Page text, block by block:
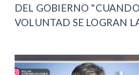
DEL GOBIERNO
VOLUNTAD SE LOGRAN